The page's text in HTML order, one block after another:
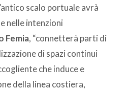
scalo portuale avrà
nelle intenzioni
Femia, “connetterà parti di
di spazi continui
che induce e
della linea costiera,